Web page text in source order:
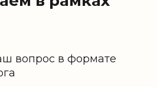
вопрос в формате